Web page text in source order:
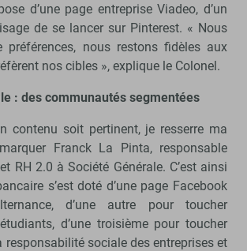
d’une page entreprise Viadeo, d’un
de se lancer sur Pinterest. « Nous
préférences, nous restons fidèles aux
nos cibles », explique le Colonel.
: des communautés segmentées
contenu soit pertinent, je resserre ma
Franck La Pinta, responsable
RH 2.0 à Société Générale. C’est ainsi
s’est doté d’une page Facebook
d’une autre pour toucher
d’une troisième pour toucher
responsabilité sociale des entreprises et